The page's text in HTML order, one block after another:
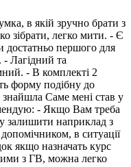
в якій зручно брати з
зібрати, легко мити. - Є
достатньо першого для
- Лагідний та
- В комплекті 2
форму подібну до
Саме мені став у
- Якщо Вам треба
залишити наприклад з
в ситуації
якщо назначать курс
з ГВ, можна легко